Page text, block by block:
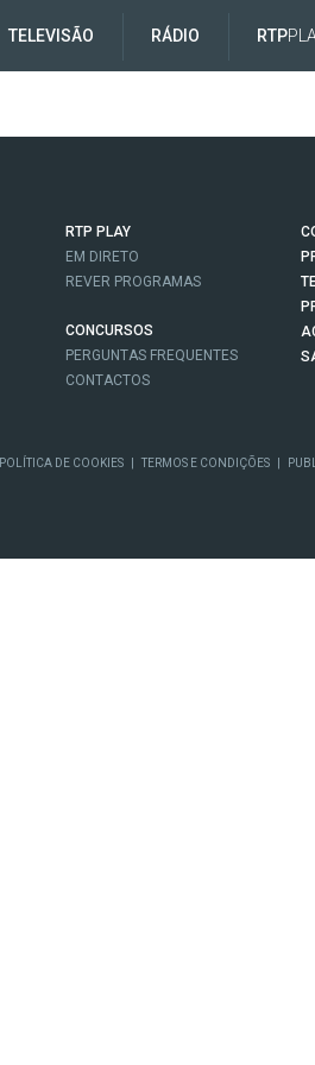
TELEVISÃO RÁDIO RTP
RTP PLAY
EM DIRETO
REVER PROGRAMAS
CONCURSOS
PERGUNTAS FREQUENTES
CONTACTOS
POLÍTICA DE COOKIES TERMOS E CONDIÇÕES